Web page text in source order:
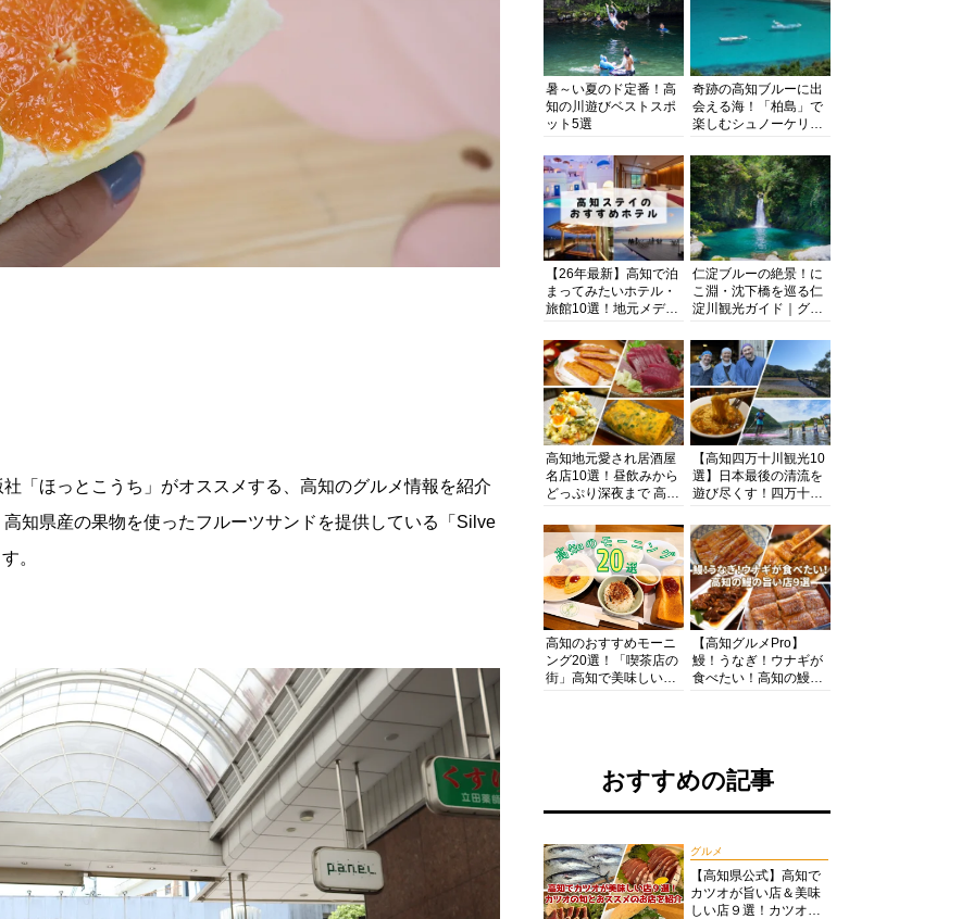
「ほっとこうち」がオススメする、高知のグルメ情報を紹介
知県産の果物を使ったフルーツサンドを提供している「Silve
。
暑～い夏のド定番！高
知の川遊びベストスポ
ット5選
奇跡の高知ブルーに出
会える海！「柏島」で
楽しむシュノーケリン
浴にキャンプまで透明
度抜群の海の楽園を徹
底紹介
【26年最新】高知で泊
まってみたいホテル・
旅館10選！地元メディ
厳選
仁淀ブルーの絶景！に
こ淵・沈下橋を巡る仁
淀川観光ガイド｜グル
まで完全網羅！
高知地元愛され居酒屋
名店10選！昼飲みから
どっぷり深夜まで 高知
知グルメPro】
【高知四万十川観光10
選】日本最後の清流を
遊び尽くす！四万十川
を網羅したおすすめガ
イド
高知のおすすめモーニ
ング20選！「喫茶店の
街」高知で美味しい喫
【高知グルメPro】
鰻！うなぎ！ウナギが
食べたい！高知の鰻の
おすすめの記事
グルメ
【高知県公式】高知で
カツオが旨い店＆美味
しい店９選！カツオの